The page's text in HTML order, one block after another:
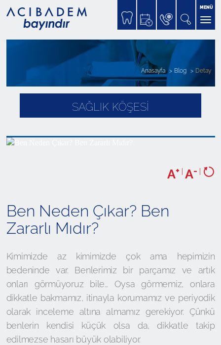
MENÜ
SAĞLIK KÖŞESİ
Anasayfa Blog Detay
A+ | A- |
Ben Neden Çıkar? Ben
Zararlı Mıdır?
Kimimizde az kimimizde çok ama hepimizin
bedeninde var. Benlerimiz bir parçamız ve artık
onları görmüyoruz bile… Oysa görmemiz, onlara
dikkatle bakmamız, itinayla korumamız ve periyodik
olarak inceleme altına almamız gerekiyor. Çünkü
benlerin kendisi küçük olsa da, dikkatle takip
edilmezse hasarı büyük olabiliyor.